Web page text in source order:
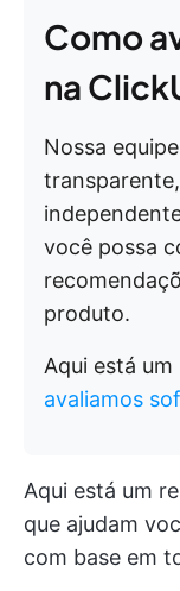
Como
na
Nossa
você possa
produto.
Aqui está
avaliamos
Aqui está um
que ajudam
com base em